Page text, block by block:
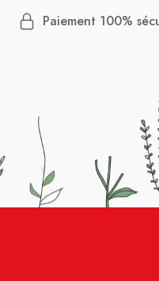
Paiement 100%